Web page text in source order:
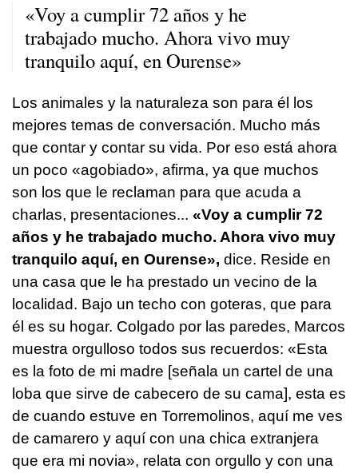
«Voy a cumplir 72 años y he
trabajado mucho. Ahora vivo muy
tranquilo aquí, en Ourense»
Los animales y la naturaleza son para él los
mejores temas de conversación. Mucho más
que contar y contar su vida. Por eso está ahora
un poco «agobiado», afirma, ya que muchos
son los que le reclaman para que acuda a
charlas, presentaciones... «Voy a cumplir 72
años y he trabajado mucho. Ahora vivo muy
tranquilo aquí, en Ourense», dice. Reside en
una casa que le ha prestado un vecino de la
localidad. Bajo un techo con goteras, que para
él es su hogar. Colgado por las paredes, Marcos
muestra orgulloso todos sus recuerdos: «Esta
es la foto de mi madre [señala un cartel de una
loba que sirve de cabecero de su cama], esta es
de cuando estuve en Torremolinos, aquí me ves
de camarero y aquí con una chica extranjera
que era mi novia», relata con orgullo y con una